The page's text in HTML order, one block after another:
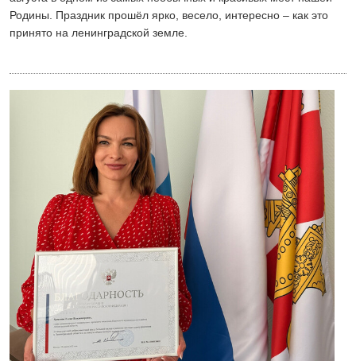
Родины. Праздник прошёл ярко, весело, интересно – как это
принято на ленинградской земле.